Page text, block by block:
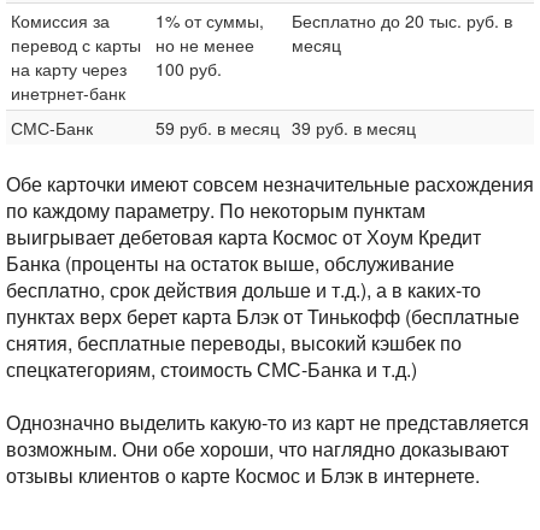
Комиссия за
перевод с карты
на карту через
инетрнет-банк
1% от суммы,
но не менее
100 руб.
Бесплатно до 20 тыс. руб. в
месяц
СМС-Банк 59 руб. в месяц 39 руб. в месяц
Обе карточки имеют совсем незначительные расхождения
по каждому параметру. По некоторым пунктам
выигрывает дебетовая карта Космос от Хоум Кредит
Банка (проценты на остаток выше, обслуживание
бесплатно, срок действия дольше и т.д.), а в каких-то
пунктах верх берет карта Блэк от Тинькофф (бесплатные
снятия, бесплатные переводы, высокий кэшбек по
спецкатегориям, стоимость СМС-Банка и т.д.)
Однозначно выделить какую-то из карт не представляется
возможным. Они обе хороши, что наглядно доказывают
отзывы клиентов о карте Космос и Блэк в интернете.